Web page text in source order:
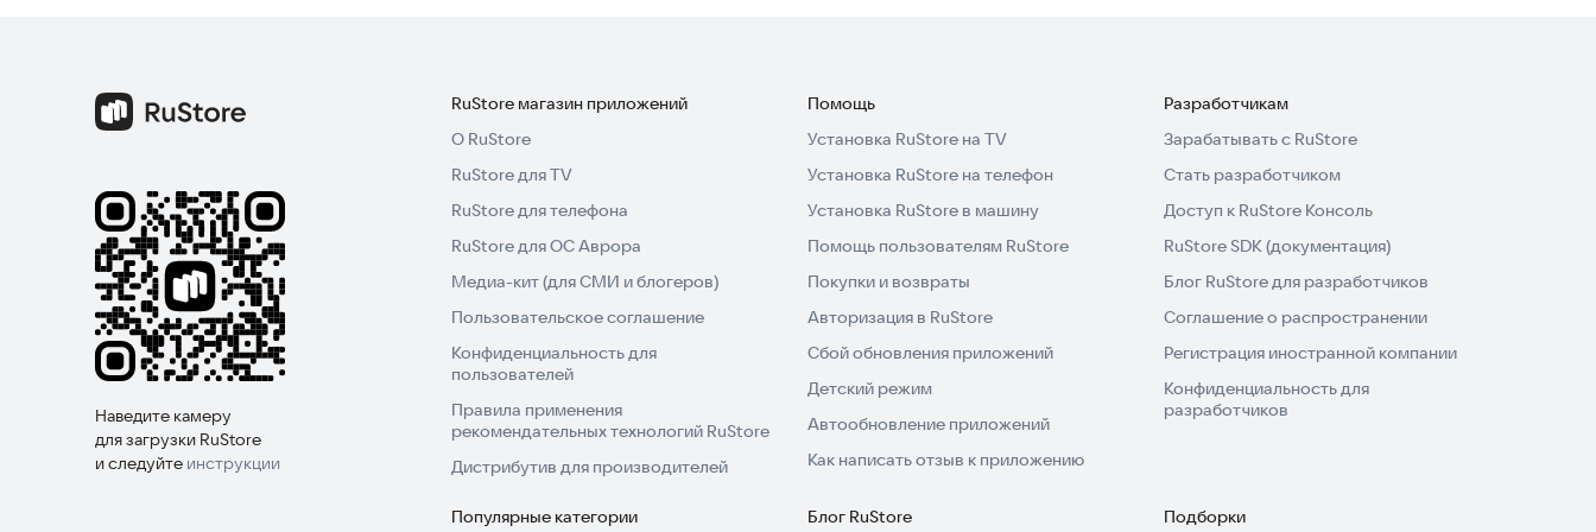
Наведите камеру
для загрузки RuStore
и следуйте инструкции
RuStore магазин приложений
О RuStore
RuStore для TV
RuStore для телефона
RuStore для ОС Аврора
Медиа-кит (для СМИ и блогеров)
Пользовательское соглашение
Конфиденциальность для
пользователей
Правила применения
рекомендательных технологий RuStore
Дистрибутив для производителей
Помощь
Установка RuStore на TV
Установка RuStore на телефон
Установка RuStore в машину
Помощь пользователям RuStore
Покупки и возвраты
Авторизация в RuStore
Сбой обновления приложений
Детский режим
Автообновление приложений
Как написать отзыв к приложению
Разработчикам
Зарабатывать с RuStore
Стать разработчиком
Доступ к RuStore Консоль
RuStore SDK (документация)
Блог RuStore для разработчиков
Соглашение о распространении
Регистрация иностранной компании
Конфиденциальность для
разработчиков
Популярные категории Блог RuStore Подборки